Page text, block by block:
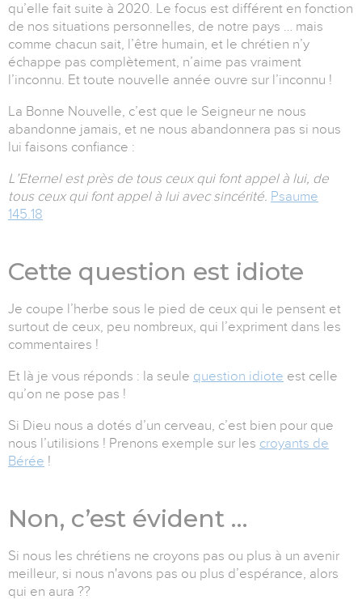
qu’elle fait suite à 2020. Le focus est différent en fonction
de nos situations personnelles, de notre pays … mais
comme chacun sait, l’être humain, et le chrétien n’y
échappe pas complètement, n’aime pas vraiment
l’inconnu. Et toute nouvelle année ouvre sur l’inconnu !
La Bonne Nouvelle, c’est que le Seigneur ne nous
abandonne jamais, et ne nous abandonnera pas si nous
lui faisons confiance :
L’Eternel est près de tous ceux qui font appel à lui, de
tous ceux qui font appel à lui avec sincérité. Psaume
145.18
Cette question est idiote
Je coupe l’herbe sous le pied de ceux qui le pensent et
surtout de ceux, peu nombreux, qui l’expriment dans les
commentaires !
Et là je vous réponds : la seule question idiote est celle
qu’on ne pose pas !
Si Dieu nous a dotés d’un cerveau, c’est bien pour que
nous l’utilisions ! Prenons exemple sur les croyants de
Bérée !
Non, c’est évident …
Si nous les chrétiens ne croyons pas ou plus à un avenir
meilleur, si nous n'avons pas ou plus d’espérance, alors
qui en aura ??